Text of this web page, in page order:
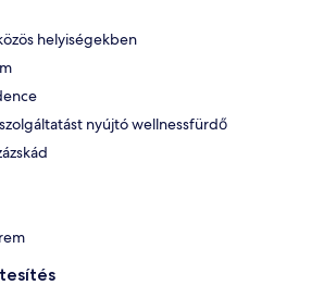
helyiségekben
nyújtó wellnessfürdő